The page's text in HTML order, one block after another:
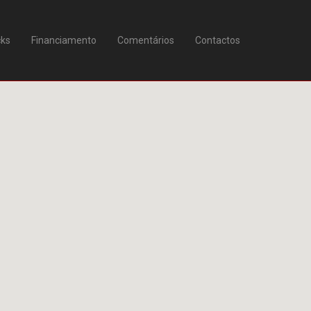
Financiamento Comentários Contactos